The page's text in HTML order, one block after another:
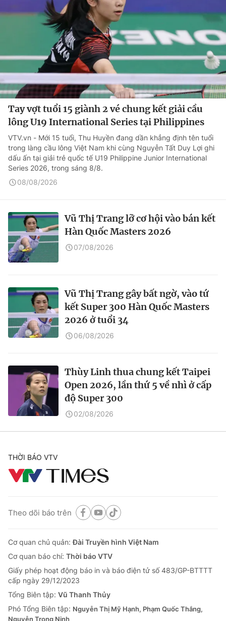
Tay vợt tuổi 15 giành 2 vé chung kết giải cầu
lông U19 International Series tại Philippines
VTV.vn - Mới 15 tuổi, Thu Huyền đang dần khẳng định tên tuổi
trong làng cầu lông Việt Nam khi cùng Nguyễn Tất Duy Lợi ghi
dấu ấn tại giải trẻ quốc tế U19 Philippine Junior International
Series 2026, trong sáng 8/8.
08/08/2026
Vũ Thị Trang lỡ cơ hội vào bán kết
Hàn Quốc Masters 2026
07/08/2026
Vũ Thị Trang gây bất ngờ, vào tứ
kết Super 300 Hàn Quốc Masters
2026 ở tuổi 34
06/08/2026
Thùy Linh thua chung kết Taipei
Open 2026, lần thứ 5 về nhì ở cấp
độ Super 300
02/08/2026
THỜI BÁO VTV
Theo dõi báo trên
Cơ quan chủ quản:Đài Truyền hình Việt Nam
Cơ quan báo chí: Thời báo VTV
Giấy phép hoạt động báo in và báo điện tử số 483/GP-BTTTT
cấp ngày 29/12/2023
Tổng Biên tập: Vũ Thanh Thủy
Phó Tổng Biên tập: Nguyễn Thị Mỹ Hạnh, Phạm Quốc Thắng,
Nguyễn Trọng Ninh